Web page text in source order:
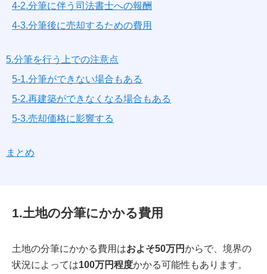
4-2.分筆に伴う司法書士への報酬
4-3.分筆後に売却するための費用
5.分筆を行う上での注意点
5-1.分筆ができない場合もある
5-2.再建築ができなくなる場合もある
5-3.売却価格に影響する
まとめ
1.土地の分筆にかかる費用
土地の分筆にかかる費用はおよそ50万円からで、境界の
状況によっては100万円程度かかる可能性もあります。